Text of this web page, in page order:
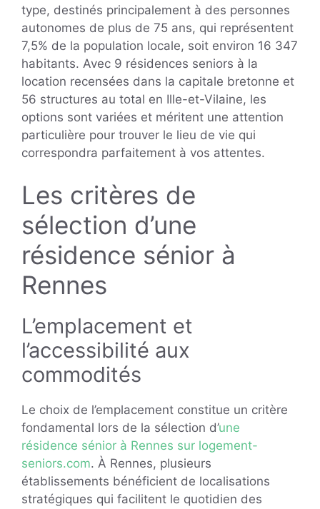
type, destinés principalement à des personnes
autonomes de plus de 75 ans, qui représentent
7,5% de la population locale, soit environ 16 347
habitants. Avec 9 résidences seniors à la
location recensées dans la capitale bretonne et
56 structures au total en Ille-et-Vilaine, les
options sont variées et méritent une attention
particulière pour trouver le lieu de vie qui
correspondra parfaitement à vos attentes.
Les critères de
sélection d’une
résidence sénior à
Rennes
L’emplacement et
l’accessibilité aux
commodités
Le choix de l’emplacement constitue un critère
fondamental lors de la sélection d’une
résidence sénior à Rennes sur logement-
seniors.com. À Rennes, plusieurs
établissements bénéficient de localisations
stratégiques qui facilitent le quotidien des